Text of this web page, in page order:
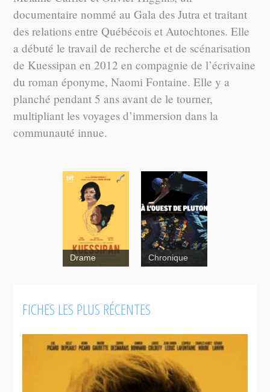
documentaire nommé au Gala des Jutra et traitant
des relations entre Québécois et Autochtones. Elle
a débuté le travail de recherche et de scénarisation
de Kuessipan en 2012 en compagnie de l’écrivaine
du roman éponyme, Naomi Fontaine. Elle y a
planché pendant 5 ans avant de le tourner,
multipliant les voyages d’immersion dans la
communauté innue.
Drame Chronique
FICHES LES PLUS RÉCENTES